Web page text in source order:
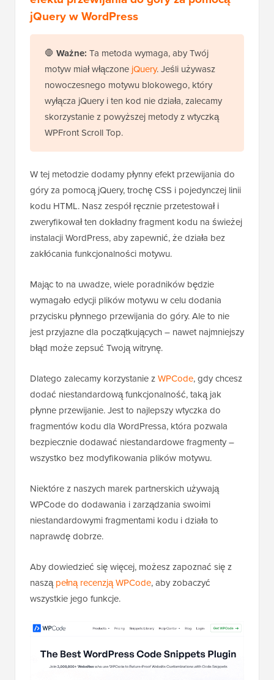
jQuery w WordPress
🛑 Ważne: Ta metoda wymaga, aby Twój
motyw miał włączone jQuery. Jeśli używasz
nowoczesnego motywu blokowego, który
wyłącza jQuery i ten kod nie działa, zalecamy
skorzystanie z powyższej metody z wtyczką
WPFront Scroll Top.
W tej metodzie dodamy płynny efekt przewijania do
góry za pomocą jQuery, trochę CSS i pojedynczej linii
kodu HTML. Nasz zespół ręcznie przetestował i
zweryfikował ten dokładny fragment kodu na świeżej
instalacji WordPress, aby zapewnić, że działa bez
zakłócania funkcjonalności motywu.
Mając to na uwadze, wiele poradników będzie
wymagało edycji plików motywu w celu dodania
przycisku płynnego przewijania do góry. Ale to nie
jest przyjazne dla początkujących – nawet najmniejszy
błąd może zepsuć Twoją witrynę.
Dlatego zalecamy korzystanie zWPCode, gdy chcesz
dodać niestandardową funkcjonalność, taką jak
płynne przewijanie. Jest to najlepszy wtyczka do
fragmentów kodu dla WordPressa, która pozwala
bezpiecznie dodawać niestandardowe fragmenty –
wszystko bez modyfikowania plików motywu.
Niektóre z naszych marek partnerskich używają
WPCode do dodawania i zarządzania swoimi
niestandardowymi fragmentami kodu i działa to
naprawdę dobrze.
Aby dowiedzieć się więcej, możesz zapoznać się z
nasząpełną recenzją WPCode, aby zobaczyć
wszystkie jego funkcje.